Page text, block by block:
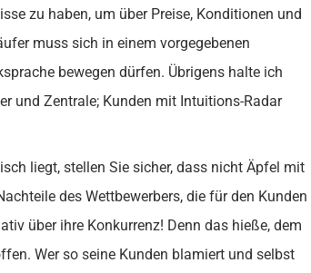
zu haben, um über Preise, Konditionen und
muss sich in einem vorgegebenen
bewegen dürfen. Übrigens halte ich
und Zentrale; Kunden mit Intuitions-Radar
liegt, stellen Sie sicher, dass nicht Äpfel mit
des Wettbewerbers, die für den Kunden
über ihre Konkurrenz! Denn das hieße, dem
Wer so seine Kunden blamiert und selbst